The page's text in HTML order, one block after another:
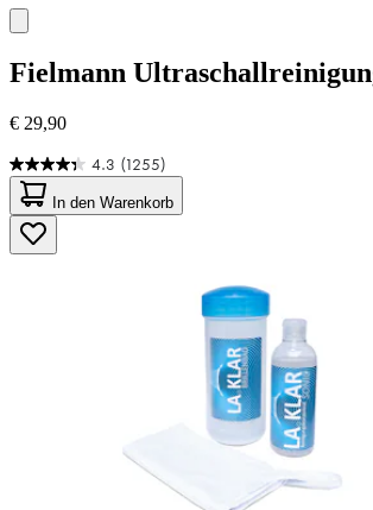
Fielmann
€ 29,90
4.3 (1255)
4.3
von
5
Sternen.
1255
In den Warenkorb